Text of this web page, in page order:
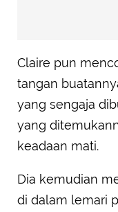
Claire pun
tangan
yang sengaja
yang
keadaan mati.
Dia kemudian
di dalam lemari